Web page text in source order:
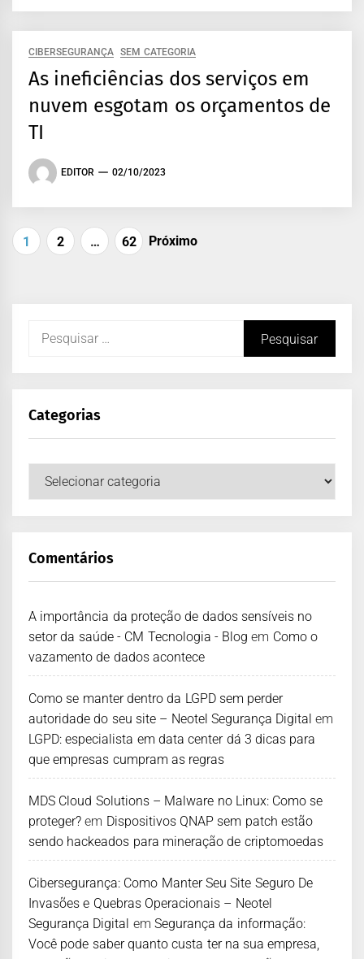
CIBERSEGURANÇA SEM CATEGORIA
As ineficiências dos serviços em
nuvem esgotam os orçamentos de
TI
EDITOR 02/10/2023
1 2 … 62 Próximo
Categorias
Comentários
A importância da proteção de dados sensíveis no
setor da saúde - CM Tecnologia - Blog em Como o
vazamento de dados acontece
Como se manter dentro da LGPD sem perder
autoridade do seu site – Neotel Segurança Digital em
LGPD: especialista em data center dá 3 dicas para
que empresas cumpram as regras
MDS Cloud Solutions – Malware no Linux: Como se
proteger? em Dispositivos QNAP sem patch estão
sendo hackeados para mineração de criptomoedas
Cibersegurança: Como Manter Seu Site Seguro De
Invasões e Quebras Operacionais – Neotel
Segurança Digital em Segurança da informação:
Você pode saber quanto custa ter na sua empresa,